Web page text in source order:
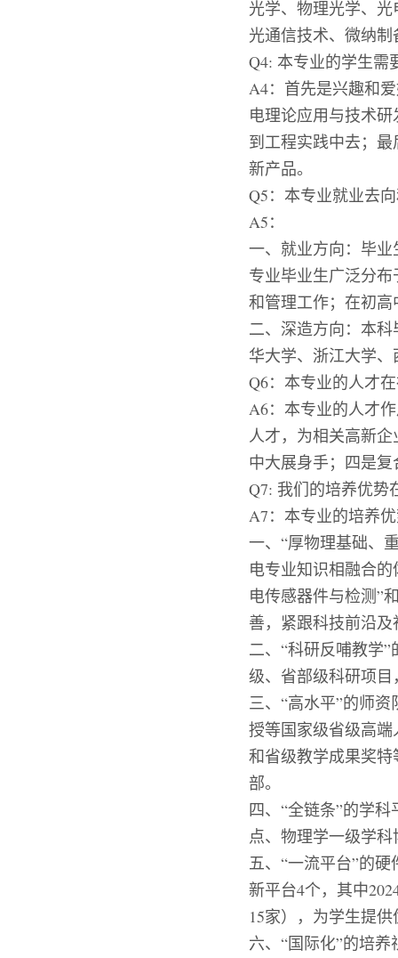
光学、物理光学、光
光通信技术、 微纳制
Q4: 本专业的学生需
A4：首先是兴趣和
电理论应用与技术
到工程实践中去；最
新产品。
Q5：本专业就业去
A5：
一、 就业方向：毕
专业毕业生广泛分
和管理工作；在初
二、 深造方向：本
华大学、浙江大学
Q6：本专业的人才
A6：本专业的人才
人才，为相关高新
中大展身手；四是
Q7: 我们的培养优势
A7：本专业的培养
一、 “厚物理基础、
电专业知识相融合的
电传感器件与检测”
善，紧跟科技前沿
二、 “科研反哺教学
级、省部级科研项
三、 “高水平”的师
授等国家级省级高
和省级教学成果奖
部。
四、 “全链条”的学科
点、 物理学一级学科
五、 “一流平台”的
新平台4个，其中
15家），为学生提
六、 “国际化”的培